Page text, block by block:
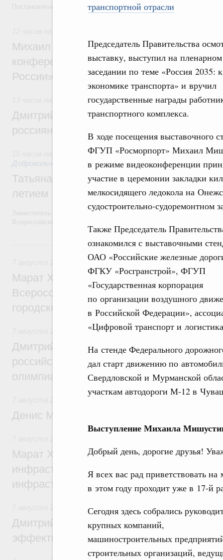
транспортной отрасли
Председатель Правительства
выставку, выступил на пленарном
заседании по теме «Россия 2035:
экономике транспорта» и вручил
государственные награды
транспортного комплекса.
В ходе посещения выставочного
ФГУП «Росморпорт» Михаил
в режиме видеоконференции
участие в церемонии закладки
мелкосидящего ледокола на
судостроительно-судоремонтном
Также Председатель
ознакомился с выставочными
ОАО «Российские железные
ФГКУ «Росгранстрой», ФГУП
«Государственная корпорация
по организации воздушного
в Российской Федерации»,
«Цифровой транспорт и
На стенде Федерального
дал старт движению по
Свердловской и Мурманской
участкам автодороги М-12 в
Выступление Михаила
Добрый день, дорогие друзья!
Я всех вас рад приветствовать
в этом году проходит уже в 17-й
Сегодня здесь собрались
крупных компаний,
машиностроительных
строительных организаций,
Постановление от 5 августа 2026 года №978
Михаил Мишустин дал поручения по
конференции «Цифровая индустрия
России»
Спорт высших достижений и массовый
Дмитрий Чернышенко и Михаил
россиян с Днём физкультурника
Социальные инновации. Некоммерческие
Добровольчество и волонтёрство. Благотворительность
Татьяна Голикова поздравила
летием
Заместитель Председателя Правительства Татьяна Голикова
Вчера
Экономика городов. Городская среда
Марат Хуснуллин провёл заседание
Всероссийского конкурса лучших
городской среды
Отрасль информационных технологий
Дмитрий Чернышенко и Сергей Кравцов
российскую сборную с победой на
олимпиаде по искусственному
Денис Мантуров посетил Ярославскую
Марат Хуснуллин: 15 объектов
инфраструктуры построили и обновили
инфраструктурным кредитам
Развитие сельских территорий
Дмитрий Патрушев: Синхронизация
эффективность поддержки сельских